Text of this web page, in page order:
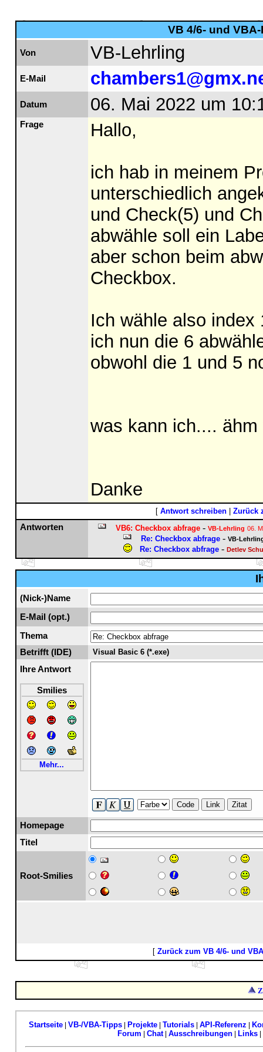
VB 4/6- und
Von VB-Lehrling
E-Mail
Datum 06. Mai 2022 um
Frage Hallo,
ich hab in meinem
unterschiedlich
und Check(5) und
abwähle soll ein
aber schon beim
Checkbox.
Ich wähle also index
ich nun die 6
obwohl die 1 und 5
was kann ich....
Danke
[ Antwort schreiben Zurück
Antworten VB6: Checkbox abfrage- VB-Lehrling 06.
Re: Checkbox abfrage- VB-
Re: Checkbox abfrage- Detlev
(Nick-)Name
E-Mail (opt.)
Thema
Betrifft (IDE)
Visual Basic 6 (*.exe)
Ihre Antwort
Smilies
Mehr...
Code Link Zitat
Homepage
Titel
Root-Smilies
[ Zurück zum VB 4/6- und
Startseite VB-/VBA-Tipps Projekte Tutorials API-Referenz
Forum
Chat| Ausschreibungen| Links|